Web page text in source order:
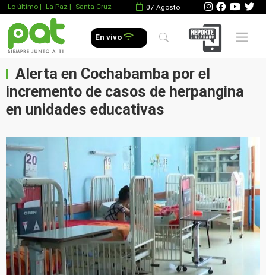
Lo último | La Paz | Santa Cruz 07 Agosto
En vivo Mobile
Alerta en Cochabamba por el
incremento de casos de herpangina
en unidades educativas